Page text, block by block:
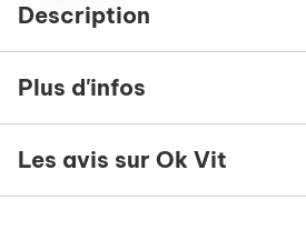
Description
Plus d'infos
Les avis sur Ok Vit